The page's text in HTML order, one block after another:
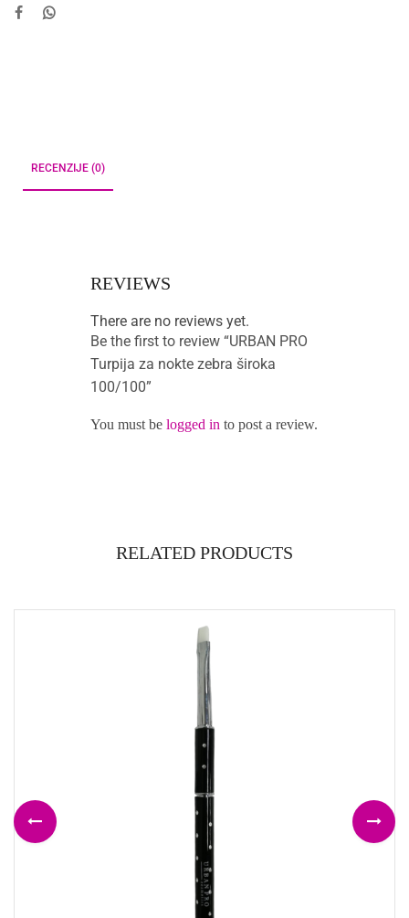
RECENZIJE (0)
REVIEWS
There are no reviews yet.
Be the first to review “URBAN PRO
Turpija za nokte zebra široka
100/100”
You must be logged in to post a review.
RELATED PRODUCTS